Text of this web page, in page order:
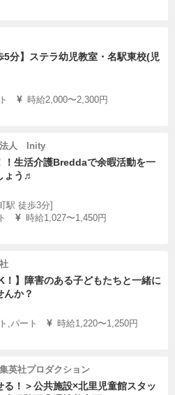
5分】ステラ幼児教室・名駅東校(児
時給2,000〜2,300円
法人 Inity
！生活介護Breddaで余暇活動を一
ょう♬
駅 徒歩3分]
時給1,027〜1,450円
！】障害のある子どもたちと一緒に
んか？
,パート
時給1,220〜1,250円
英社プロダクション
る！＞公共施設×北里児童館スタッ